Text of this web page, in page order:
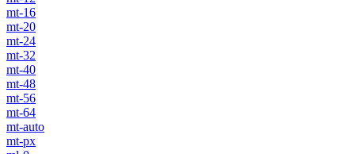
mt-16
mt-20
mt-24
mt-32
mt-40
mt-48
mt-56
mt-64
mt-auto
mt-px